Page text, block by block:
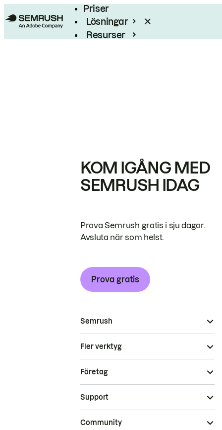
Priser
Lösningar
Resurser
KOM IGÅNG MED
SEMRUSH IDAG
Prova Semrush gratis i sju dagar.
Avsluta när som helst.
Prova gratis
Semrush
Fler verktyg
Företag
Support
Community